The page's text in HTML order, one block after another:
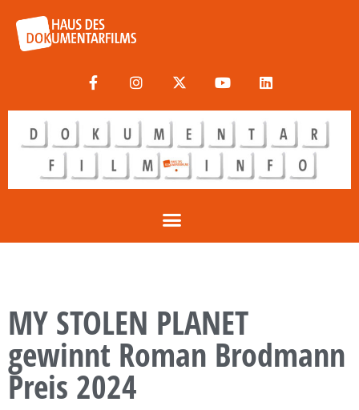
MY STOLEN PLANET
gewinnt Roman Brodmann
Preis 2024